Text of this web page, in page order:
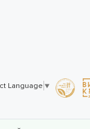
Language ▼